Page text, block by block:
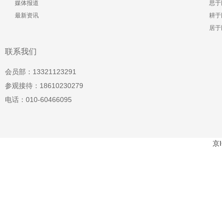
媒体报道
最新资讯
思
耕
居
联系我们
会员部：13321123291
参观接待：18610230279
电话：010-60466095
京